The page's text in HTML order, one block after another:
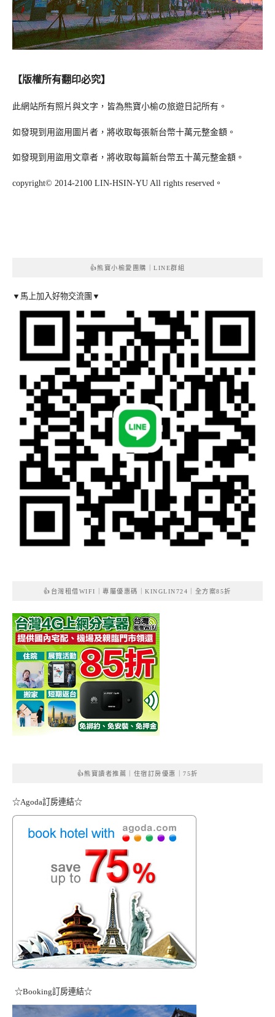
【版權所有翻印必究】
此網站所有照片與文字，皆為熊寶小榆の旅遊日記所有。
如發現到用盜用圖片者，將收取每張新台幣十萬元整金額。
如發現到用盜用文章者，將收取每篇新台幣五十萬元整金額。
copyright© 2014-2100 LIN-HSIN-YU All rights reserved。
👍熊寶小榆愛團購｜LINE群組
▼馬上加入好物交流團▼
👍台灣租借WIFI｜專屬優惠碼｜KINGLIN724｜全方案85折
👍熊寶讀者推薦｜住宿訂房優惠｜75折
☆Agoda訂房連結☆
☆Booking訂房連結☆